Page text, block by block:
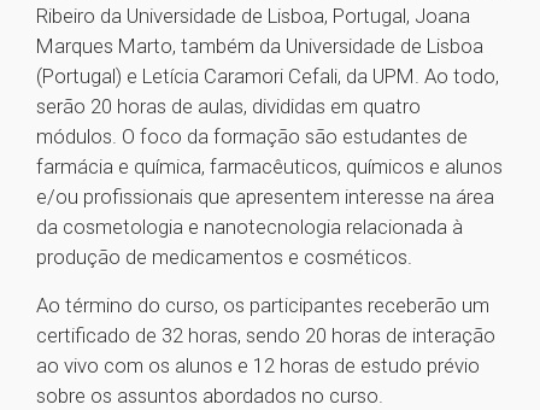
Ribeiro da Universidade de Lisboa, Portugal, Joana
Marques Marto, também da Universidade de Lisboa
(Portugal) e Letícia Caramori Cefali, da UPM. Ao todo,
serão 20 horas de aulas, divididas em quatro
módulos. O foco da formação são estudantes de
farmácia e química, farmacêuticos, químicos e alunos
e/ou profissionais que apresentem interesse na área
da cosmetologia e nanotecnologia relacionada à
produção de medicamentos e cosméticos.
Ao término do curso, os participantes receberão um
certificado de 32 horas, sendo 20 horas de interação
ao vivo com os alunos e 12 horas de estudo prévio
sobre os assuntos abordados no curso.